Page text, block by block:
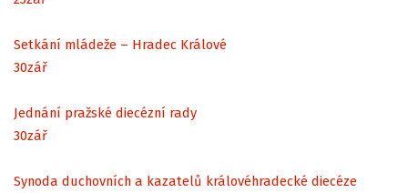
Setkání mládeže – Hradec Králové
30zář
Jednání pražské diecézní rady
30zář
Synoda duchovních a kazatelů královéhradecké diecéze